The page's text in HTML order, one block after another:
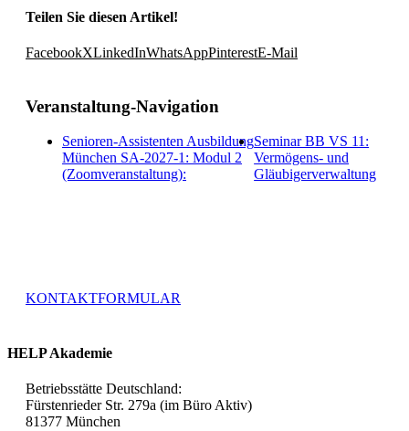
Teilen Sie diesen Artikel!
FacebookXLinkedInWhatsAppPinterestE-Mail
Veranstaltung-Navigation
Senioren-Assistenten Ausbildung
München SA-2027-1: Modul 2
(Zoomveranstaltung):
Seminar BB VS 11:
Vermögens- und
Gläubigerverwaltung
KONTAKTFORMULAR
HELP Akademie
Betriebsstätte Deutschland:
Fürstenrieder Str. 279a (im Büro Aktiv)
81377 München